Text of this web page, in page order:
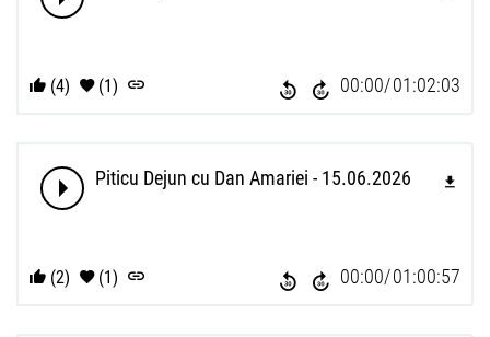
00:00 01:02:03
(4) (1)
00:00 01:00:57
Piticu Dejun cu Dan Amariei - 15.06.2026
(2) (1)